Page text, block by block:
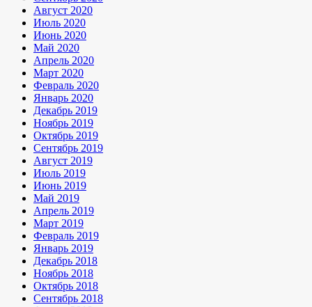
Август 2020
Июль 2020
Июнь 2020
Май 2020
Апрель 2020
Март 2020
Февраль 2020
Январь 2020
Декабрь 2019
Ноябрь 2019
Октябрь 2019
Сентябрь 2019
Август 2019
Июль 2019
Июнь 2019
Май 2019
Апрель 2019
Март 2019
Февраль 2019
Январь 2019
Декабрь 2018
Ноябрь 2018
Октябрь 2018
Сентябрь 2018